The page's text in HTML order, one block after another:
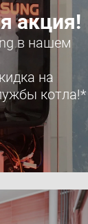
акция!
в нашем
на
котла!*